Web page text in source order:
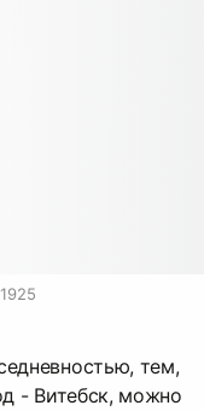
тем,
- Витебск, можно